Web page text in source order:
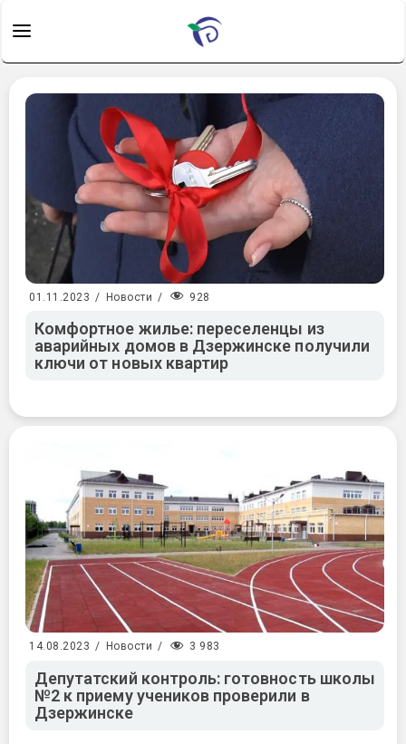
01.11.2023 / Новости / 928
Комфортное жилье: переселенцы из
аварийных домов в Дзержинске получили
ключи от новых квартир
14.08.2023 / Новости / 3 983
Депутатский контроль: готовность школы
№2 к приему учеников проверили в
Дзержинске